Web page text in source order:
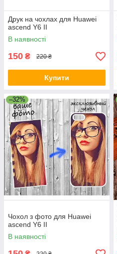
Друк на чохлах для Huawei
ascend Y6 II
В наявності
150 ₴ 220 ₴
Купити
–32%
Чохол з фото для Huawei
ascend Y6 II
В наявності